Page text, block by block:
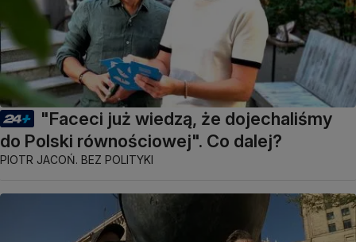
"Faceci już wiedzą, że dojechaliśmy
do Polski równościowej". Co dalej?
PIOTR JACOŃ. BEZ POLITYKI